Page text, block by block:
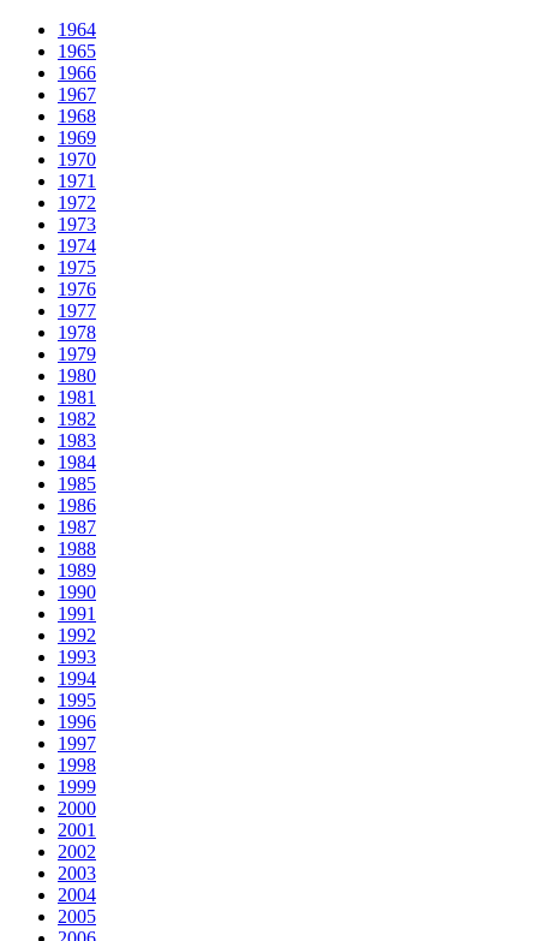
1964
1965
1966
1967
1968
1969
1970
1971
1972
1973
1974
1975
1976
1977
1978
1979
1980
1981
1982
1983
1984
1985
1986
1987
1988
1989
1990
1991
1992
1993
1994
1995
1996
1997
1998
1999
2000
2001
2002
2003
2004
2005